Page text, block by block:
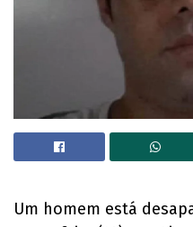
Um homem está